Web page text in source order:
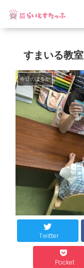
すまいる教室
今日のはるか
Twitter
Pocket